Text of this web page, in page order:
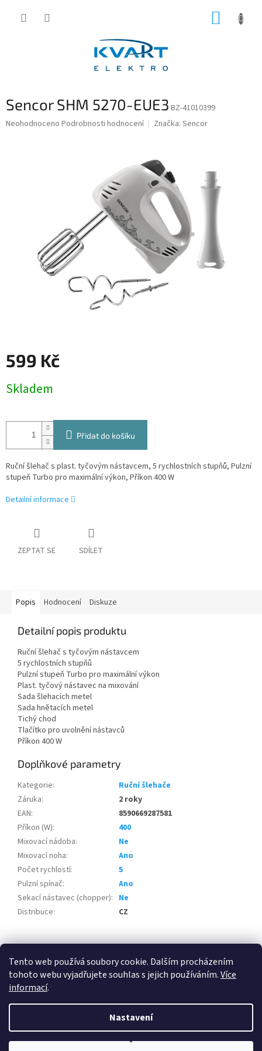
Tento web používá soubory cookie. Dalším procházením
tohoto webu vyjadřujete souhlas s jejich používáním.Více
informací.
Nastavení
Sencor SHM 5270-EUE3 BZ-41010399
Průměrné
Neohodnoceno Podrobnosti hodnocení Značka: Sencor
599 Kč
cena:
Skladem
Přidat do košíku
Ruční šlehač s plast. tyčovým nástavcem, 5 rychlostních stupňů, Pulzní
stupeň Turbo pro maximální výkon, Příkon 400 W
Detailní informace
ZEPTAT SE SDÍLET
Popis Hodnocení Diskuze
Detailní popis produktu
Ruční šlehač s tyčovým nástavcem
5 rychlostních stupňů
Pulzní stupeň Turbo pro maximální výkon
Plast. tyčový nástavec na mixování
Sada šlehacích metel
Sada hnětacích metel
Tichý chod
Tlačítko pro uvolnění nástavců
Příkon 400 W
Doplňkové parametry
Kategorie:
Ruční šlehače
Záruka:
2 roky
EAN:
8590669287581
Příkon (W):
400
Mixovací nádoba:
Ne
Mixovací noha:
Ano
Počet rychlostí:
5
Pulzní spínač:
Ano
Sekací nástavec (chopper): Ne
Distribuce: CZ
Z
100 % zákazníků Heureka.cz nás doporučuje! Zboží.cz Firmy.cz
Vytvořil Shoptet